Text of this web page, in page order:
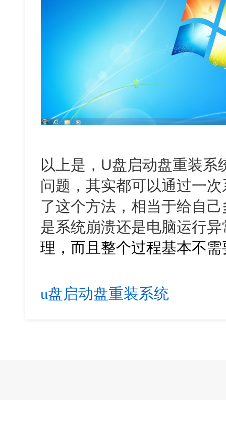
以上是，U盘启动盘重装
问题，其实都可以通过一
了这个方法，相当于给自
是系统崩溃还是电脑运行异
理，而且整个过程基本不
u盘启动盘重装系统